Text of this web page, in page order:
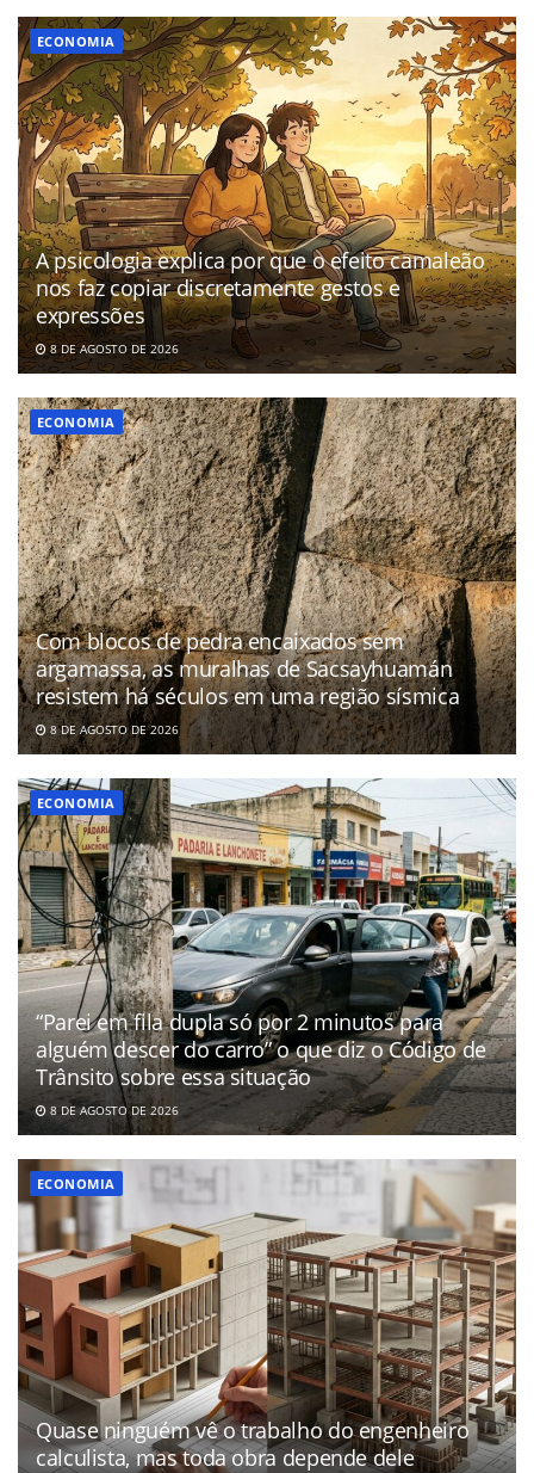
ECONOMIA
A psicologia explica por que o efeito camaleão
nos faz copiar discretamente gestos e
expressões
8 DE AGOSTO DE 2026
ECONOMIA
Com blocos de pedra encaixados sem
argamassa, as muralhas de Sacsayhuamán
resistem há séculos em uma região sísmica
8 DE AGOSTO DE 2026
ECONOMIA
“Parei em fila dupla só por 2 minutos para
alguém descer do carro” o que diz o Código de
Trânsito sobre essa situação
8 DE AGOSTO DE 2026
ECONOMIA
Quase ninguém vê o trabalho do engenheiro
calculista, mas toda obra depende dele